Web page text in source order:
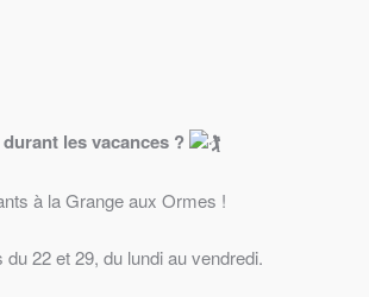
les vacances ?
à la Grange aux Ormes !
22 et 29, du lundi au vendredi.